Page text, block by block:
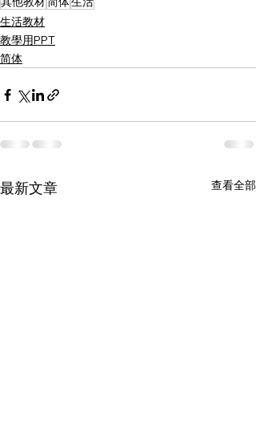
生活教材
教學用PPT
简体
最新文章 查看全部